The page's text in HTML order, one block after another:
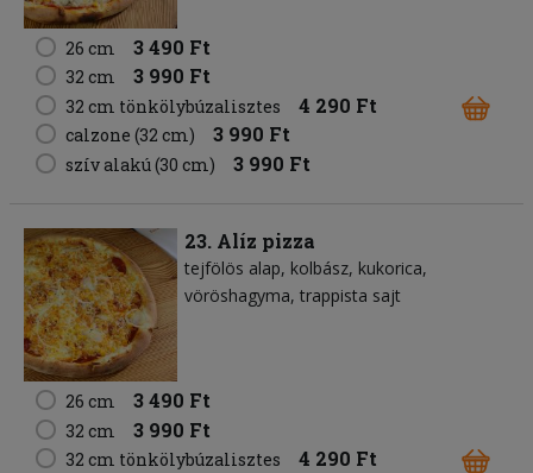
26 cm 3 490 Ft
32 cm 3 990 Ft
32 cm tönkölybúzalisztes 4 290 Ft
calzone (32 cm) 3 990 Ft
szív alakú (30 cm) 3 990 Ft
23. Alíz pizza
tejfölös alap kolbász kukorica
vöröshagyma trappista sajt
26 cm 3 490 Ft
32 cm 3 990 Ft
32 cm tönkölybúzalisztes 4 290 Ft